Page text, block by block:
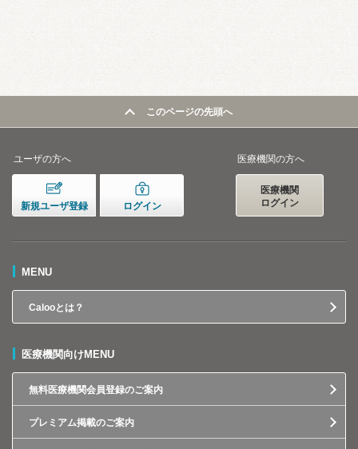
このページの先頭へ
ユーザの方へ
新規ユーザ登録 ログイン
医療機関の方へ
医療機関
ログイン
MENU
Calooとは？
医療機関向けMENU
無料医療機関会員登録のご案内
プレミアム掲載のご案内